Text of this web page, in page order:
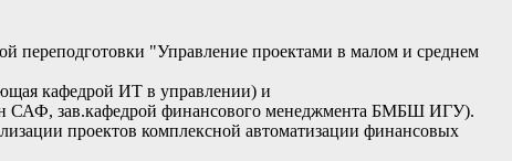
переподготовки "Управление проектами в малом и среднем
кафедрой ИТ в управлении) и
САФ, зав.кафедрой финансового менеджмента БМБШ ИГУ).
проектов комплексной автоматизации финансовых